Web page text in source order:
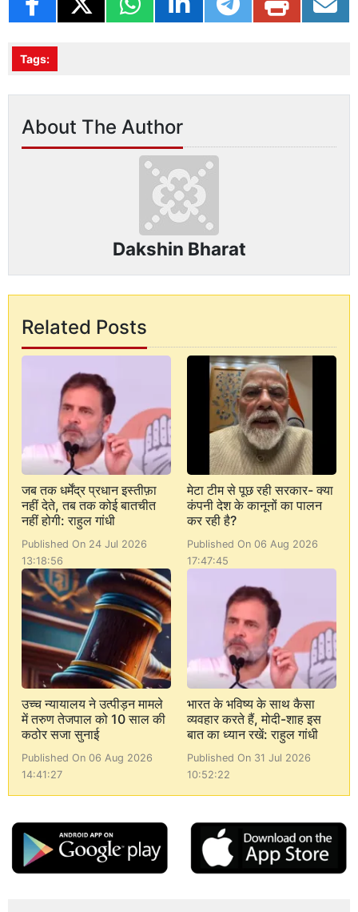
Tags:
About The Author
Dakshin Bharat
Related Posts
जब तक धर्मेंद्र प्रधान इस्तीफ़ा
नहीं देते, तब तक कोई बातचीत
नहीं होगी: राहुल गांधी
Published On 24 Jul 2026
13:18:56
मेटा टीम से पूछ रही सरकार- क्या
कंपनी देश के कानूनों का पालन
कर रही है?
Published On 06 Aug 2026
17:47:45
उच्च न्यायालय ने उत्पीड़न मामले
में तरुण तेजपाल को 10 साल की
कठोर सजा सुनाई
Published On 06 Aug 2026
14:41:27
भारत के भविष्य के साथ कैसा
व्यवहार करते हैं, मोदी-शाह इस
बात का ध्यान रखें: राहुल गांधी
Published On 31 Jul 2026
10:52:22